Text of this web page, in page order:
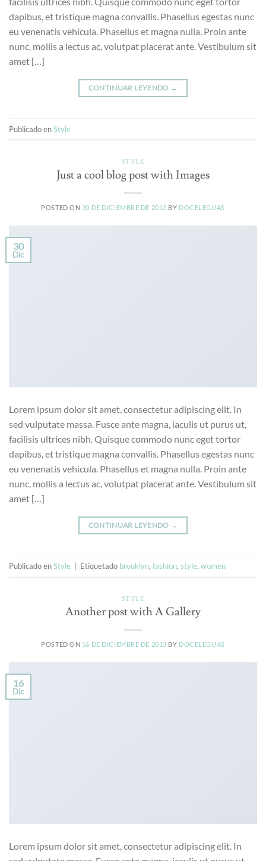
dapibus, et tristique magna convallis. Phasellus egestas nunc
eu venenatis vehicula. Phasellus et magna nulla. Proin ante
nunc, mollis a lectus ac, volutpat placerat ante. Vestibulum sit
amet […]
CONTINUAR LEYENDO →
Publicado enStyle
STYLE
Just a cool blog post with Images
POSTED ON 30 DE DICIEMBRE DE 2013 BY DOCELEGUAS
30
Dic
Lorem ipsum dolor sit amet, consectetur adipiscing elit. In
sed vulputate massa. Fusce ante magna, iaculis ut purus ut,
facilisis ultrices nibh. Quisque commodo nunc eget tortor
dapibus, et tristique magna convallis. Phasellus egestas nunc
eu venenatis vehicula. Phasellus et magna nulla. Proin ante
nunc, mollis a lectus ac, volutpat placerat ante. Vestibulum sit
amet […]
CONTINUAR LEYENDO →
Publicado enStyle Etiquetado brooklyn, fashion, style, women
STYLE
Another post with A Gallery
POSTED ON 16 DE DICIEMBRE DE 2013 BY DOCELEGUAS
16
Dic
Lorem ipsum dolor sit amet, consectetur adipiscing elit. In